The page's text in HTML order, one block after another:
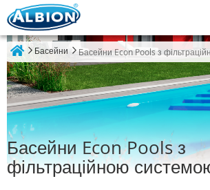
Басейни Басейни Econ Pools з
Басейни Econ Pools з
фільтраційною